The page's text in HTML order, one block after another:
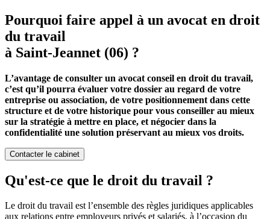
Pourquoi faire appel à un avocat en droit
du travail
à Saint-Jeannet (06) ?
L’avantage de consulter un avocat conseil en droit du travail,
c’est qu’il pourra évaluer votre dossier au regard de votre
entreprise ou association, de votre positionnement dans cette
structure et de votre historique pour vous conseiller au mieux
sur la stratégie à mettre en place, et négocier dans la
confidentialité une solution préservant au mieux vos droits.
Contacter le cabinet
Qu'est-ce que le droit du travail ?
Le droit du travail est l’ensemble des règles juridiques applicables
aux relations entre employeurs privés et salariés, à l’occasion du